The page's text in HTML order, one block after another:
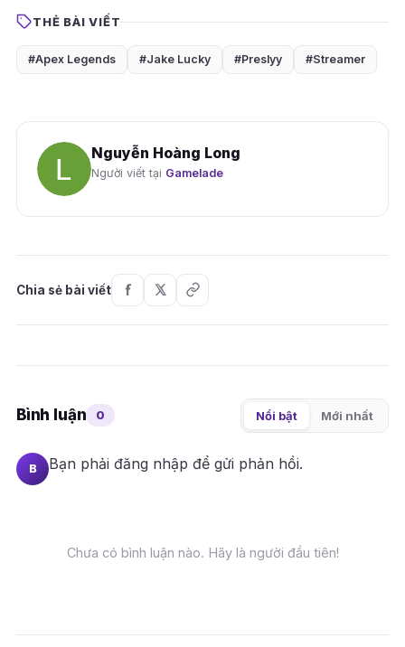
THẺ BÀI VIẾT
#Apex Legends #Jake Lucky #Preslyy #Streamer
Nguyễn Hoàng Long
Người viết tại Gamelade
Chia sẻ bài viết
Bình luận 0 Nổi bật Mới nhất
B Bạn phải đăng nhập để gửi phản hồi.
Chưa có bình luận nào. Hãy là người đầu tiên!